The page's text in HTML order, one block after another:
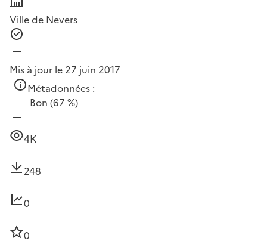
Ville de Nevers
Mis à jour le 27 juin 2017
Métadonnées :
Bon (67 %)
4K
248
0
0